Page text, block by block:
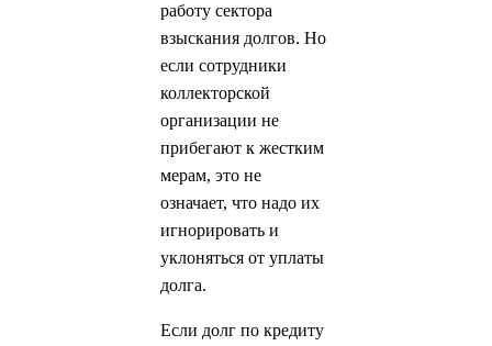
работу сектора
взыскания долгов. Но
если сотрудники
коллекторской
организации не
прибегают к жестким
мерам, это не
означает, что надо их
игнорировать и
уклоняться от уплаты
долга.
Если долг по кредиту